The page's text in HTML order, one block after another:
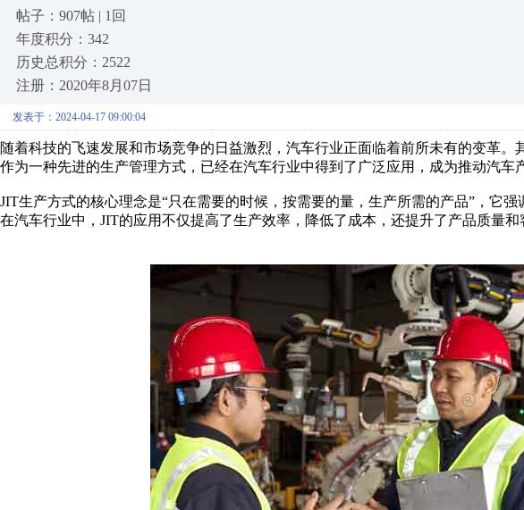
帖子：907帖 | 1回
年度积分：342
历史总积分：2522
注册：2020年8月07日
发表于：2024-04-17 09:00:04
随着科技的飞速发展和市场竞争的日益激烈，汽车行业正面临着前所未有的变革。
作为一种先进的生产管理方式，已经在汽车行业中得到了广泛应用，成为推动汽车
JIT生产方式的核心理念是“只在需要的时候，按需要的量，生产所需的产品”，它强
在汽车行业中，JIT的应用不仅提高了生产效率，降低了成本，还提升了产品质量和